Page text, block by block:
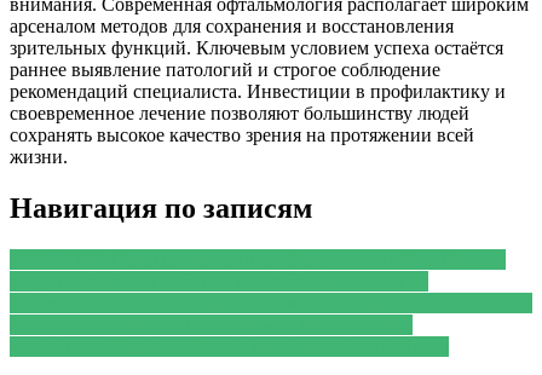
внимания. Современная офтальмология располагает широким
арсеналом методов для сохранения и восстановления
зрительных функций. Ключевым условием успеха остаётся
раннее выявление патологий и строгое соблюдение
рекомендаций специалиста. Инвестиции в профилактику и
своевременное лечение позволяют большинству людей
сохранять высокое качество зрения на протяжении всей
жизни.
Навигация по записям